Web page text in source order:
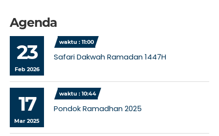
Agenda
23
Feb 2026
waktu : 11:00
Safari Dakwah Ramadan 1447H
17
Mar 2025
waktu : 10:44
Pondok Ramadhan 2025